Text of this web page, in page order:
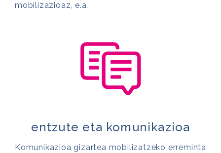
mobilizazioaz, e.a.
entzute eta komunikazioa
Komunikazioa gizartea mobilizatzeko erreminta